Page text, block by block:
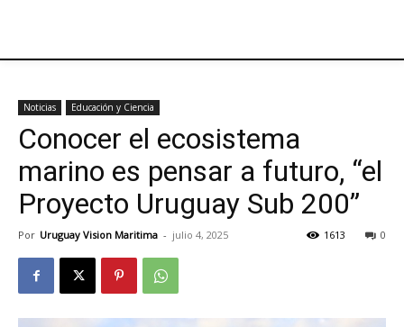
Noticias Educación y Ciencia
Conocer el ecosistema
marino es pensar a futuro, “el
Proyecto Uruguay Sub 200”
Por Uruguay Vision Maritima - julio 4, 2025 0
1613